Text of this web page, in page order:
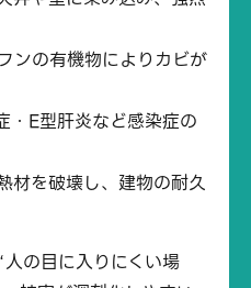
ンの有機物によりカビが
・E型肝炎など感染症の
材を破壊し、建物の耐久
の目に入りにくい場